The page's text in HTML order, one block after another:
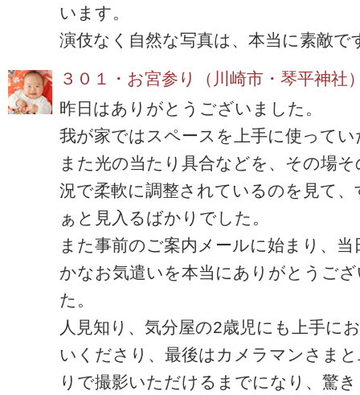
います。
演伎なく自然な写真は、本当に素敵で
３０１・お宮参り（川崎市・琴平神社
昨日はありがとうございました。
我が家ではスペースを上手に使って
また光の当たり具合などを、その場
況で柔軟に調整されているのを見て
ぁと見入るばかりでした。
また事前のご案内メールに始まり、当
かなお気遣いを本当にありがとうご
た。
人見知り、気分屋の2歳児にも上手に
いくださり、最後はカメラマンさま
りで撮影いただけるまでになり、驚